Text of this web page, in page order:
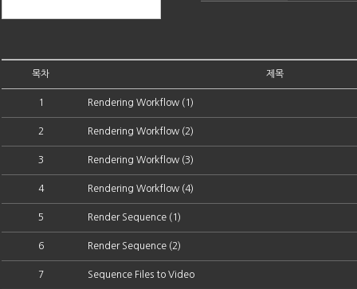
목차 제목
1 Rendering Workflow (1)
2 Rendering Workflow (2)
3 Rendering Workflow (3)
4 Rendering Workflow (4)
5 Render Sequence (1)
6 Render Sequence (2)
7 Sequence Files to Video